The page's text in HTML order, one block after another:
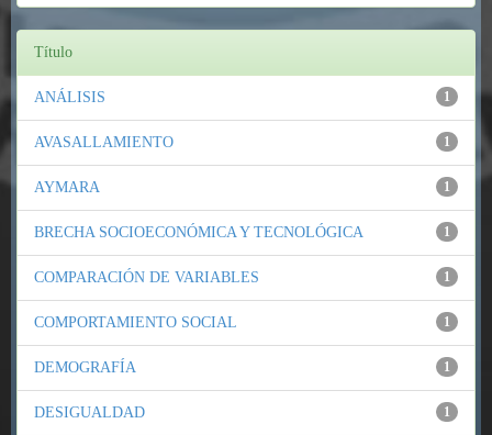
Título
1
ANÁLISIS
1
AVASALLAMIENTO
1
AYMARA
1
BRECHA SOCIOECONÓMICA Y TECNOLÓGICA
1
COMPARACIÓN DE VARIABLES
1
COMPORTAMIENTO SOCIAL
1
DEMOGRAFÍA
1
DESIGUALDAD